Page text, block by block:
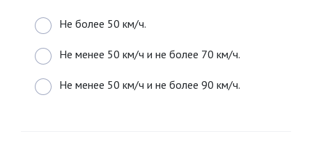
Не более 50 км/ч.
Не менее 50 км/ч и не более 70 км/ч.
Не менее 50 км/ч и не более 90 км/ч.